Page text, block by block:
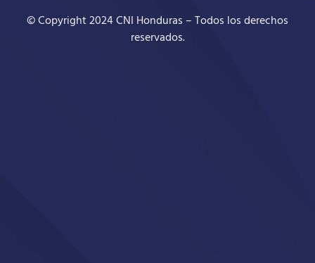
© Copyright 2024 CNI Honduras – Todos los derechos
reservados.